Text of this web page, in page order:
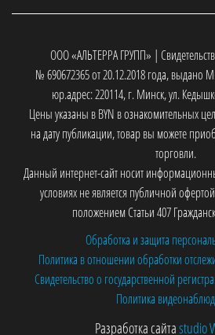
ООО «АЛЬТЕРРА ГРУПП» |
№ 690672365 от 20.12.2018 года, выдано
юр.адрес: 220114, г. Минск, ул.
Цены указаны в BYN в ознакомительных
на дату публикации, товар вы можете
торговли.
Данный интернет-сайт носит
условиях не является публичной
положением Статьи 407
Обработка и защита
Политика в отношении обработки
Свидетельство о государственной
Политика
Разработка сайтаstudio